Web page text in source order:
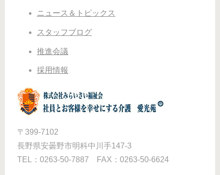
ニュース＆トピックス
スタッフブログ
推進会議
採用情報
〒399-7102
長野県安曇野市明科中川手147-3
TEL：0263-50-7887 FAX：0263-50-6624